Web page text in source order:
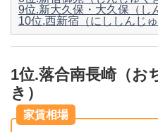
9位.新大久保・大久保（し
10位.西新宿（にししんじゅ
1位.落合南長崎（お
き）
家賃相場